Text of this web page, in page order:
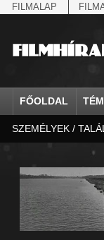
FILMALAP
FŐOLDAL
agrárium
államfő
államosítás
IV. Béla, magyar királ...
Aarons-Hughes, Ruth
Abe Nobuyuki
Aarau
Abapuszta
Abony
SZEMÉLYEK /